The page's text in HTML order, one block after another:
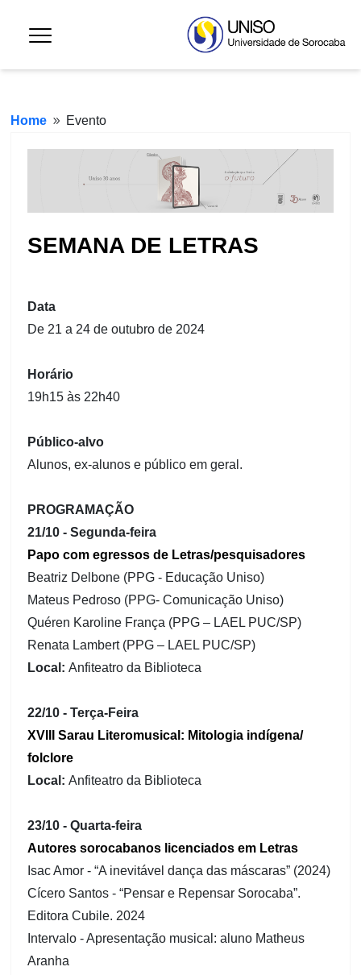
Home 9 Evento
SEMANA DE LETRAS
Data
De 21 a 24 de outubro de 2024
Horário
19h15 às 22h40
Público-alvo
Alunos, ex-alunos e público em geral.
PROGRAMAÇÃO
21/10 - Segunda-feira
Papo com egressos de Letras/pesquisadores
Beatriz Delbone (PPG - Educação Uniso)
Mateus Pedroso (PPG- Comunicação Uniso)
Quéren Karoline França (PPG – LAEL PUC/SP)
Renata Lambert (PPG – LAEL PUC/SP)
Local:Anfiteatro da Biblioteca
22/10 - Terça-Feira
XVIII Sarau Literomusical: Mitologia indígena/
folclore
Local:Anfiteatro da Biblioteca
23/10 - Quarta-feira
Autores sorocabanos licenciados em Letras
Isac Amor - “A inevitável dança das máscaras” (2024)
Cícero Santos - “Pensar e Repensar Sorocaba”.
Editora Cubile. 2024
Intervalo - Apresentação musical: aluno Matheus
Aranha